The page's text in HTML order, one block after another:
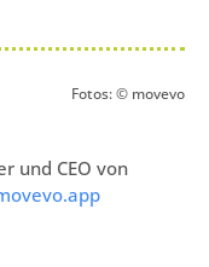
Fotos: © movevo
und CEO von